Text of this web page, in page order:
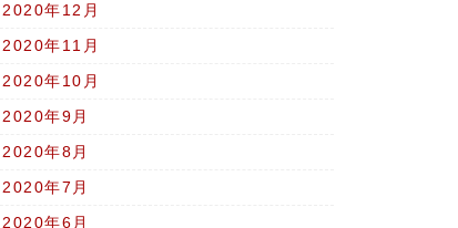
2020年12月
2020年11月
2020年10月
2020年9月
2020年8月
2020年7月
2020年6月